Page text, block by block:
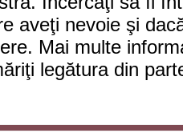
aveţi nevoie şi
Mai multe
legătura din